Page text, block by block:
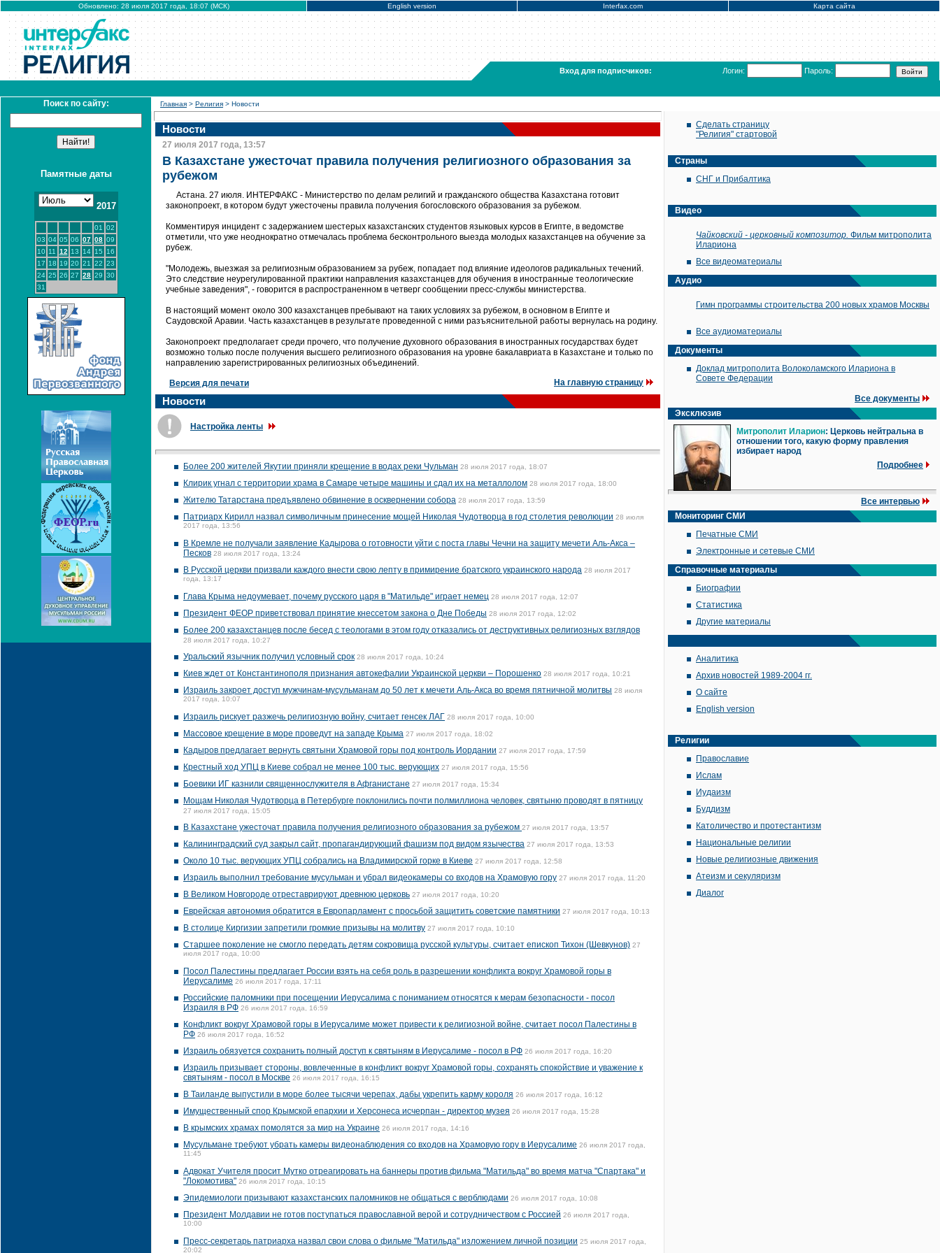
Обновлено: 28 июля 2017 года, 18:07 (МСК) English version Interfax.com Карта сайта
Вход для подписчиков: Логин: Пароль:
Поиск по сайту:
Памятные даты
2017
01
02
03 04 05 06 07 08 09
10 11 12 13 14 15
16
17 18 19 20 21 22 23
24 25 26 27 28 29 30
31
Главная > Религия > Новости
Новости
27 июля 2017 года, 13:57
В Казахстане ужесточат правила получения религиозного образования за
рубежом
Астана. 27 июля. ИНТЕРФАКС - Министерство по делам религий и гражданского общества Казахстана готовит
законопроект, в котором будут ужесточены правила получения богословского образования за рубежом.
Комментируя инцидент с задержанием шестерых казахстанских студентов языковых курсов в Египте, в ведомстве
отметили, что уже неоднократно отмечалась проблема бесконтрольного выезда молодых казахстанцев на обучение за
рубеж.
"Молодежь, выезжая за религиозным образованием за рубеж, попадает под влияние идеологов радикальных течений.
Это следствие неурегулированной практики направления казахстанцев для обучения в иностранные теологические
учебные заведения", - говорится в распространенном в четверг сообщении пресс-службы министерства.
В настоящий момент около 300 казахстанцев пребывают на таких условиях за рубежом, в основном в Египте и
Саудовской Аравии. Часть казахстанцев в результате проведенной с ними разъяснительной работы вернулась на родину.
Законопроект предполагает среди прочего, что получение духовного образования в иностранных государствах будет
возможно только после получения высшего религиозного образования на уровне бакалавриата в Казахстане и только по
направлению зарегистрированных религиозных объединений.
Версия для печати На главную страницу
Новости
Настройка ленты
Более 200 жителей Якутии приняли крещение в водах реки Чульман 28 июля 2017 года, 18:07
Клирик угнал с территории храма в Самаре четыре машины и сдал их на металлолом 28 июля 2017 года, 18:00
Жителю Татарстана предъявлено обвинение в осквернении собора 28 июля 2017 года, 13:59
Патриарх Кирилл назвал символичным принесение мощей Николая Чудотворца в год столетия революции 28 июля
2017 года, 13:56
В Кремле не получали заявление Кадырова о готовности уйти с поста главы Чечни на защиту мечети Аль-Акса –
Песков 28 июля 2017 года, 13:24
В Русской церкви призвали каждого внести свою лепту в примирение братского украинского народа 28 июля 2017
года, 13:17
Глава Крыма недоумевает, почему русского царя в "Матильде" играет немец 28 июля 2017 года, 12:07
Президент ФЕОР приветствовал принятие кнессетом закона о Дне Победы 28 июля 2017 года, 12:02
Более 200 казахстанцев после бесед с теологами в этом году отказались от деструктивных религиозных взглядов
28 июля 2017 года, 10:27
Уральский язычник получил условный срок 28 июля 2017 года, 10:24
Киев ждет от Константинополя признания автокефалии Украинской церкви – Порошенко 28 июля 2017 года, 10:21
Израиль закроет доступ мужчинам-мусульманам до 50 лет к мечети Аль-Акса во время пятничной молитвы 28 июля
2017 года, 10:07
Израиль рискует разжечь религиозную войну, считает генсек ЛАГ 28 июля 2017 года, 10:00
Массовое крещение в море проведут на западе Крыма 27 июля 2017 года, 18:02
Кадыров предлагает вернуть святыни Храмовой горы под контроль Иордании 27 июля 2017 года, 17:59
Крестный ход УПЦ в Киеве собрал не менее 100 тыс. верующих 27 июля 2017 года, 15:56
Боевики ИГ казнили священнослужителя в Афганистане 27 июля 2017 года, 15:34
Мощам Николая Чудотворца в Петербурге поклонились почти полмиллиона человек, святыню проводят в пятницу
27 июля 2017 года, 15:05
В Казахстане ужесточат правила получения религиозного образования за рубежом 27 июля 2017 года, 13:57
Калининградский суд закрыл сайт, пропагандирующий фашизм под видом язычества 27 июля 2017 года, 13:53
Около 10 тыс. верующих УПЦ собрались на Владимирской горке в Киеве 27 июля 2017 года, 12:58
Израиль выполнил требование мусульман и убрал видеокамеры со входов на Храмовую гору 27 июля 2017 года, 11:20
В Великом Новгороде отреставрируют древнюю церковь 27 июля 2017 года, 10:20
Еврейская автономия обратится в Европарламент с просьбой защитить советские памятники 27 июля 2017 года, 10:13
В столице Киргизии запретили громкие призывы на молитву 27 июля 2017 года, 10:10
Старшее поколение не смогло передать детям сокровища русской культуры, считает епископ Тихон (Шевкунов) 27
июля 2017 года, 10:00
Посол Палестины предлагает России взять на себя роль в разрешении конфликта вокруг Храмовой горы в
Иерусалиме 26 июля 2017 года, 17:11
Российские паломники при посещении Иерусалима с пониманием относятся к мерам безопасности - посол
Израиля в РФ 26 июля 2017 года, 16:59
Конфликт вокруг Храмовой горы в Иерусалиме может привести к религиозной войне, считает посол Палестины в
РФ 26 июля 2017 года, 16:52
Израиль обязуется сохранить полный доступ к святыням в Иерусалиме - посол в РФ 26 июля 2017 года, 16:20
Израиль призывает стороны, вовлеченные в конфликт вокруг Храмовой горы, сохранять спокойствие и уважение к
святыням - посол в Москве 26 июля 2017 года, 16:15
В Таиланде выпустили в море более тысячи черепах, дабы укрепить карму короля 26 июля 2017 года, 16:12
Имущественный спор Крымской епархии и Херсонеса исчерпан - директор музея 26 июля 2017 года, 15:28
В крымских храмах помолятся за мир на Украине 26 июля 2017 года, 14:16
Мусульмане требуют убрать камеры видеонаблюдения со входов на Храмовую гору в Иерусалиме 26 июля 2017 года,
11:45
Адвокат Учителя просит Мутко отреагировать на баннеры против фильма "Матильда" во время матча "Спартака" и
"Локомотива" 26 июля 2017 года, 10:15
Эпидемиологи призывают казахстанских паломников не общаться с верблюдами 26 июля 2017 года, 10:08
Президент Молдавии не готов поступаться православной верой и сотрудничеством с Россией 26 июля 2017 года,
10:00
Пресс-секретарь патриарха назвал свои слова о фильме "Матильда" изложением личной позиции 25 июля 2017 года,
20:02
Сделать страницу
"Религия" стартовой
Страны
СНГ и Прибалтика
Видео
Чайковский - церковный композитор. Фильм митрополита
Илариона
Все видеоматериалы
Аудио
Гимн программы строительства 200 новых храмов Москвы
Все аудиоматериалы
Документы
Доклад митрополита Волоколамского Илариона в
Совете Федерации
Все документы
Эксклюзив
Митрополит Иларион: Церковь нейтральна в
отношении того, какую форму правления
избирает народ
Подробнее
Все интервью
Мониторинг СМИ
Печатные СМИ
Электронные и сетевые СМИ
Справочные материалы
Биографии
Статистика
Другие материалы
Аналитика
Архив новостей 1989-2004 гг.
О сайте
English version
Религии
Православие
Ислам
Иудаизм
Буддизм
Католичество и протестантизм
Национальные религии
Новые религиозные движения
Атеизм и секуляризм
Диалог